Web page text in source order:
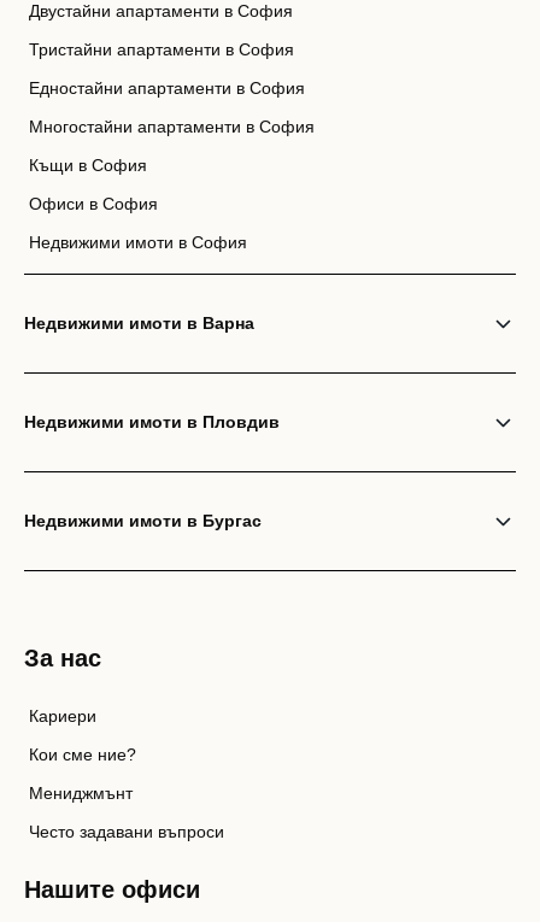
Двустайни апартаменти в София
Тристайни апартаменти в София
Едностайни апартаменти в София
Многостайни апартаменти в София
Къщи в София
Офиси в София
Недвижими имоти в София
Недвижими имоти в Варна
Недвижими имоти в Пловдив
Недвижими имоти в Бургас
За нас
Кариери
Кои сме ние?
Мениджмънт
Често задавани въпроси
Нашите офиси